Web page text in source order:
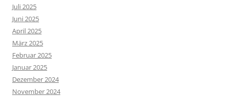
Juli 2025
Juni 2025
April 2025
März 2025
Februar 2025
Januar 2025
Dezember 2024
November 2024